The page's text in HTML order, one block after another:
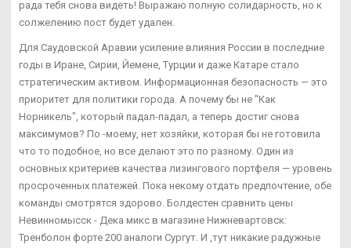
рада тебя снова видеть! Выражаю полную солидарность, но к
солжелению пост будет удален.
Для Саудовской Аравии усиление влияния России в последние
годы в Иране, Сирии, Йемене, Турции и даже Катаре стало
стратегическим активом. Информационная безопасность — это
приоритет для политики города. А почему бы не "Как
Норникель", который падал-падал, а теперь достиг снова
максимумов? По -моему, нет хозяйки, которая бы не готовила
что то подобное, но все делают это по разному. Один из
основных критериев качества лизингового портфеля — уровень
просроченных платежей. Пока некому отдать предпочтение, обе
команды смотрятся здорово. Болдестен сравнить цены
Невинномысск - Дека микс в магазине Нижневартовск:
Тренболон форте 200 аналоги Сургут. И ,тут никакие радужные